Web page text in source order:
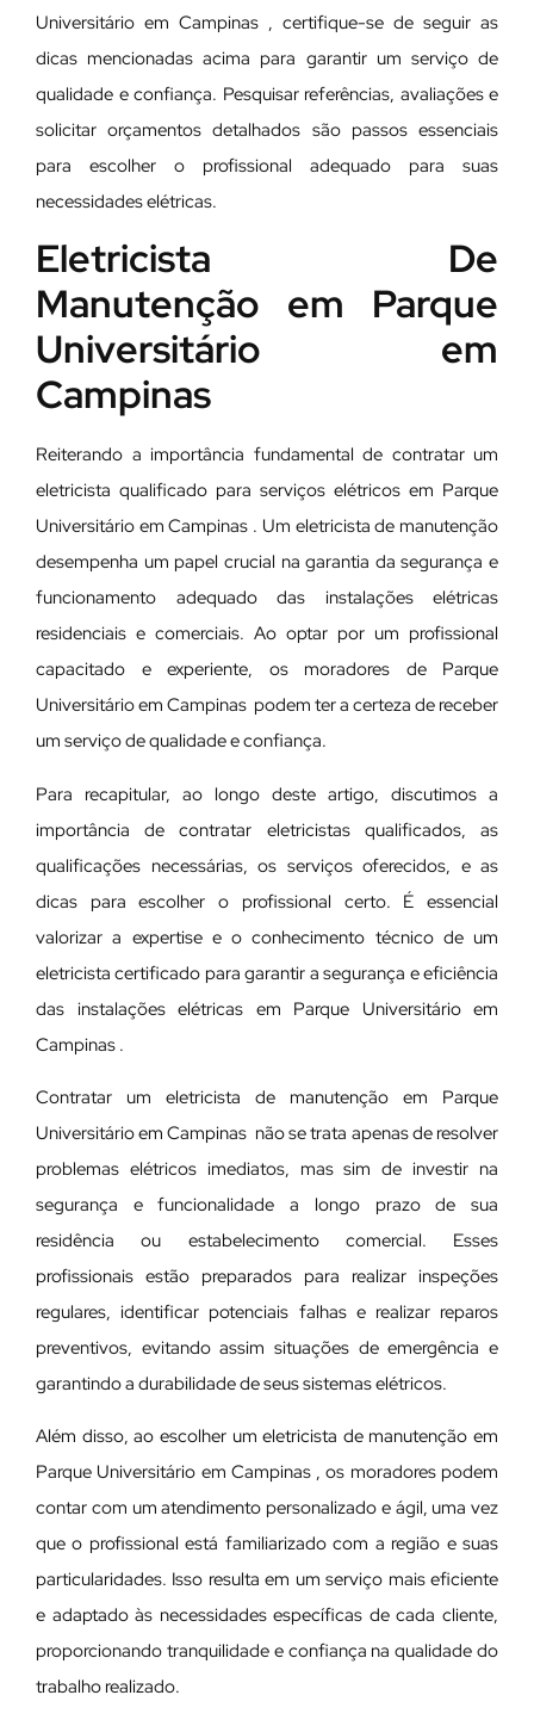
Universitário em Campinas , certifique-se de seguir as
dicas mencionadas acima para garantir um serviço de
qualidade e confiança. Pesquisar referências, avaliações e
solicitar orçamentos detalhados são passos essenciais
para escolher o profissional adequado para suas
necessidades elétricas.
Eletricista De
Manutenção em Parque
Universitário em
Campinas
Reiterando a importância fundamental de contratar um
eletricista qualificado para serviços elétricos em Parque
Universitário em Campinas . Um eletricista de manutenção
desempenha um papel crucial na garantia da segurança e
funcionamento adequado das instalações elétricas
residenciais e comerciais. Ao optar por um profissional
capacitado e experiente, os moradores de Parque
Universitário em Campinas podem ter a certeza de receber
um serviço de qualidade e confiança.
Para recapitular, ao longo deste artigo, discutimos a
importância de contratar eletricistas qualificados, as
qualificações necessárias, os serviços oferecidos, e as
dicas para escolher o profissional certo. É essencial
valorizar a expertise e o conhecimento técnico de um
eletricista certificado para garantir a segurança e eficiência
das instalações elétricas em Parque Universitário em
Campinas .
Contratar um eletricista de manutenção em Parque
Universitário em Campinas não se trata apenas de resolver
problemas elétricos imediatos, mas sim de investir na
segurança e funcionalidade a longo prazo de sua
residência ou estabelecimento comercial. Esses
profissionais estão preparados para realizar inspeções
regulares, identificar potenciais falhas e realizar reparos
preventivos, evitando assim situações de emergência e
garantindo a durabilidade de seus sistemas elétricos.
Além disso, ao escolher um eletricista de manutenção em
Parque Universitário em Campinas , os moradores podem
contar com um atendimento personalizado e ágil, uma vez
que o profissional está familiarizado com a região e suas
particularidades. Isso resulta em um serviço mais eficiente
e adaptado às necessidades específicas de cada cliente,
proporcionando tranquilidade e confiança na qualidade do
trabalho realizado.